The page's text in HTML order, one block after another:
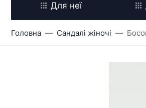
Для неї
Головна Сандалі жіночі